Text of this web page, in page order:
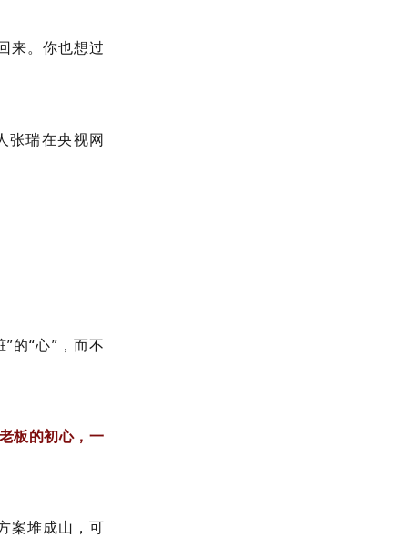
来。你也想过
张瑞在央视网
的“心”，而不
板的初心，一
案堆成山，可